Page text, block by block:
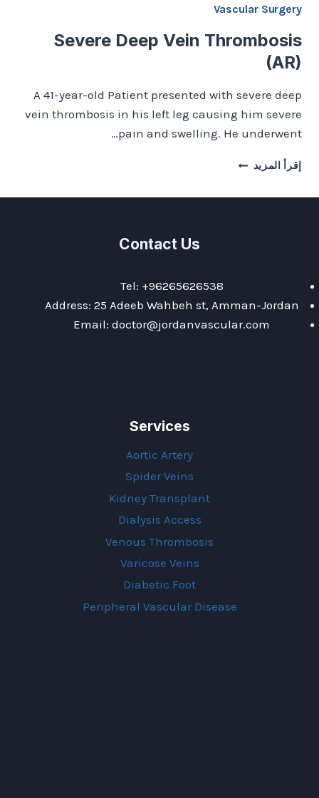
Vascular Surgery
Severe Deep Vein Thrombosis
(AR)
A 41-year-old Patient presented with severe deep
vein thrombosis in his left leg causing him severe
pain and swelling. He underwent…
إقرأ المزيد SEVERE
Contact Us
Tel: +96265626538
Address: 25 Adeeb Wahbeh st, Amman-Jordan
Email: doctor@jordanvascular.com
Services
Aortic Artery
Spider Veins
Kidney Transplant
Dialysis Access
Venous Thrombosis
Varicose Veins
Diabetic Foot
Peripheral Vascular Disease